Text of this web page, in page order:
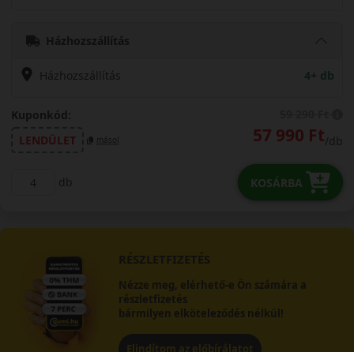
Házhozszállítás
Házhozszállítás 4+ db
Kuponkód:
LENDÜLET
másol 57 990 Ft/db
db KOSÁRBA
RÉSZLETFIZETÉS
Nézze meg, elérhető-e Ön számára a
részletfizetés
bármilyen elköteleződés nélkül!
Elindítom az előbírálatot